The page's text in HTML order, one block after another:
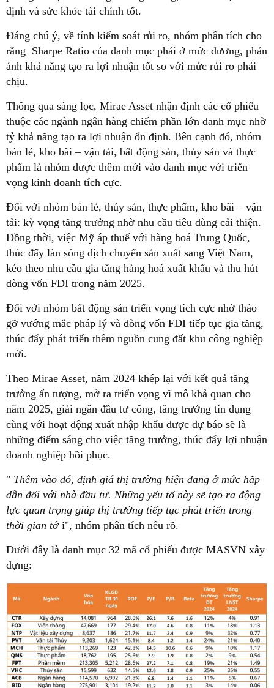
định và sức khỏe tài chính tốt.
Đáng chú ý, về tính kiểm soát rủi ro, nhóm phân tích cho
rằng Sharpe Ratio của danh mục phải ở mức dương, phản
ánh khả năng tạo ra lợi nhuận tốt so với mức rủi ro phải
chịu.
Thông qua sàng lọc, Mirae Asset nhận định các cổ phiếu
thuộc các ngành ngân hàng chiếm phần lớn danh mục nhờ
tỷ khả năng tạo ra lợi nhuận ổn định. Bên cạnh đó, nhóm
bán lẻ, kho bãi – vận tải, bất động sản, thủy sản và thực
phẩm là nhóm được thêm mới vào danh mục với triển
vọng kinh doanh tích cực.
Đối với nhóm bán lẻ, thủy sản, thực phẩm, kho bãi – vận
tải: kỳ vọng tăng trưởng nhờ nhu cầu tiêu dùng cải thiện.
Đồng thời, việc Mỹ áp thuế với hàng hoá Trung Quốc,
thúc đẩy làn sóng dịch chuyển sản xuất sang Việt Nam,
kéo theo nhu cầu gia tăng hàng hoá xuất khẩu và thu hút
dòng vốn FDI trong năm 2025.
Đối với nhóm bất động sản triển vọng tích cực nhờ tháo
gỡ vướng mắc pháp lý và dòng vốn FDI tiếp tục gia tăng,
thúc đẩy phát triển thêm nguồn cung đất khu công nghiệp
mới.
Theo Mirae Asset, năm 2024 khép lại với kết quả tăng
trưởng ấn tượng, mở ra triển vọng vĩ mô khả quan cho
năm 2025, giải ngân đầu tư công, tăng trưởng tín dụng
cùng với hoạt động xuất nhập khẩu được dự báo sẽ là
những điểm sáng cho việc tăng trưởng, thúc đẩy lợi nhuận
doanh nghiệp hồi phục.
" Thêm vào đó, định giá thị trường hiện đang ở mức hấp
dẫn đối với nhà đầu tư. Những yếu tố này sẽ tạo ra động
lực quan trọng giúp thị trường tiếp tục phát triển trong
thời gian tớ i", nhóm phân tích nêu rõ.
Dưới đây là danh mục 32 mã cổ phiếu được MASVN xây
dựng: